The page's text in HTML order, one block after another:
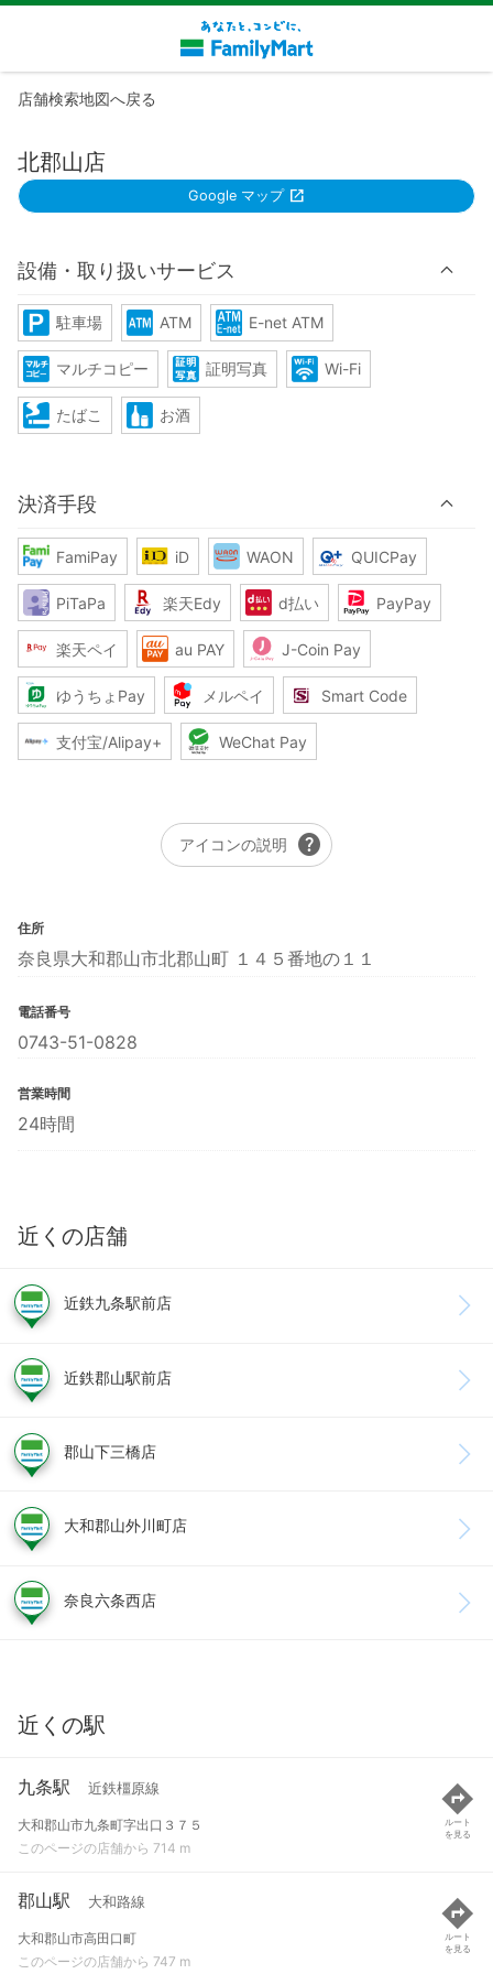
店舗検索地図へ戻る
北郡山店
Google マップ
設備・取り扱いサービス
駐車場 ATM E-net ATM
マルチコピー 証明写真 Wi-Fi
たばこ お酒
決済手段
FamiPay iD WAON QUICPay
PiTaPa 楽天Edy d払い PayPay
楽天ペイ au PAY J-Coin Pay
ゆうちょPay メルペイ Smart Code
支付宝/Alipay+ WeChat Pay
アイコンの説明 help
住所
奈良県大和郡山市北郡山町 １４５番地の１１
電話番号
0743-51-0828
営業時間
24時間
近くの店舗
近鉄九条駅前店
近鉄郡山駅前店
郡山下三橋店
大和郡山外川町店
奈良六条西店
近くの駅
九条駅 近鉄橿原線
大和郡山市九条町字出口３７５
このページの店舗から 714 m
ルート
を見る
郡山駅 大和路線
大和郡山市高田口町
このページの店舗から 747 m
ルート
を見る